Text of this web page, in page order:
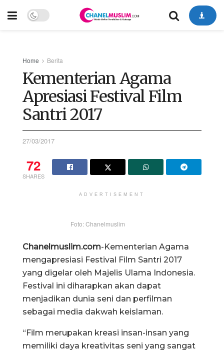
Home Berita
Kementerian Agama
Apresiasi Festival Film
Santri 2017
27/03/2017
72
SHARES
ADVERTISEMENT
Foto: Chanelmuslim
Chanelmuslim.com-Kementerian Agama
mengapresiasi Festival Film Santri 2017
yang digelar oleh Majelis Ulama Indonesia.
Festival ini diharapkan akan dapat
menjadikan dunia seni dan perfilman
sebagai media dakwah keislaman.
“Film merupakan kreasi insan-insan yang
memiliki daya kreativitas seni yang sangat